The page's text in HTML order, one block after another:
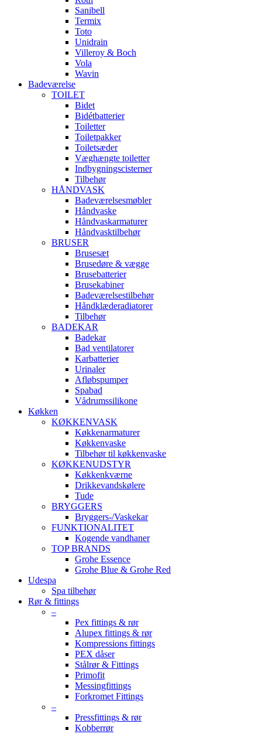
Sanibell
Termix
Toto
Unidrain
Villeroy & Boch
Vola
Wavin
Badeværelse
TOILET
Bidet
Bidétbatterier
Toiletter
Toiletpakker
Toiletsæder
Væghængte toiletter
Indbygningscisterner
Tilbehør
HÅNDVASK
Badeværelsesmøbler
Håndvaske
Håndvaskarmaturer
Håndvasktilbehør
BRUSER
Brusesæt
Brusedøre & vægge
Brusebatterier
Brusekabiner
Badeværelsestilbehør
Håndklæderadiatorer
Tilbehør
BADEKAR
Badekar
Bad ventilatorer
Karbatterier
Urinaler
Afløbspumper
Spabad
Vådrumssilikone
Køkken
KØKKENVASK
Køkkenarmaturer
Køkkenvaske
Tilbehør til køkkenvaske
KØKKENUDSTYR
Køkkenkværne
Drikkevandskølere
Tude
BRYGGERS
Bryggers-/Vaskekar
FUNKTIONALITET
Kogende vandhaner
TOP BRANDS
Grohe Essence
Grohe Blue & Grohe Red
Udespa
Spa tilbehør
Rør & fittings
–
Pex fittings & rør
Alupex fittings & rør
Kompressions fittings
PEX dåser
Stålrør & Fittings
Primofit
Messingfittings
Forkromet Fittings
–
Pressfittings & rør
Kobberrør